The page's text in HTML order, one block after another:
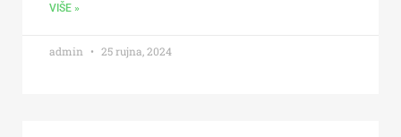
VIŠE »
admin 25 rujna, 2024